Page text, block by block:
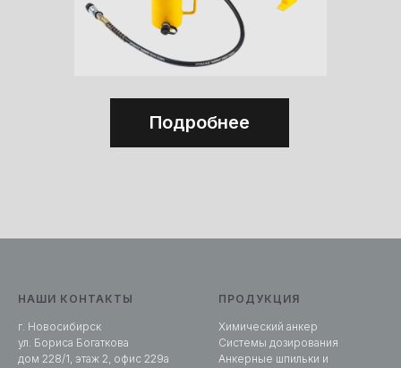
Подробнее
НАШИ КОНТАКТЫ
г. Новосибирск
ул. Бориса Богаткова
дом 228/1, этаж 2, офис 229а
ПРОДУКЦИЯ
Химический анкер
Системы дозирования
Анкерные шпильки и